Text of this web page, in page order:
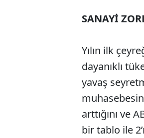
SANAYİ
Yılın ilk
dayanıklı
yavaş
arttığını ve
bir tablo ile